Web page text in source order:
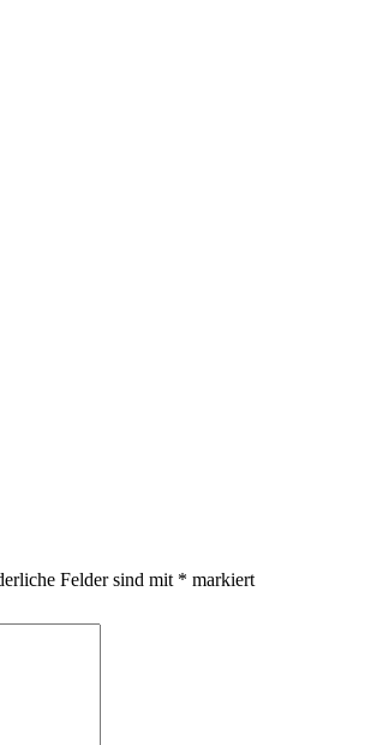
Felder sind mit * markiert